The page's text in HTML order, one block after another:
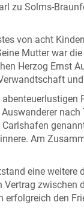
zu Solms-
von acht
Mutter war
Herzog Ernst
Am
eine weitere
Vertrag
den